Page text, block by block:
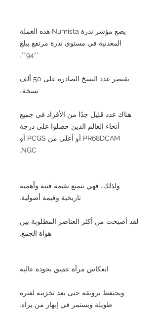
يضع مؤشر ندرة Numista هذه العملة
المعدنية في مستوى ندرة مرتفع يبلغ
**94**.
يقتصر عدد النسخ الصادرة على 50 ألف
نسخة،
هناك عدد قليل جدًا من الأفراد في جميع
أنحاء العالم الذين حصلوا على درجة
PR68DCAM أو أعلى من PCGS أو
NGC.
ولذلك، فهي تتمتع بقيمة فنية وأهمية
تاريخية وقيمة أصولية.
لقد أصبحت من أكثر العناصر المطلوبة بين
هواة الجمع.
انعكاس مرآة عميق بجودة عالية
ويحتفظ برونقه حتى بعد تخزينه لفترة
طويلة ويستمر في إبهار من يراه.